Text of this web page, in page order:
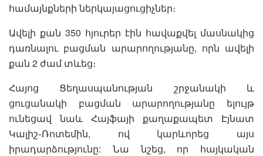
համայնքների ներկայացուցիչներ։
Ավելի քան 350 հյուրեր էին հավաքվել մասնակից
դառնալու բացման արարողությանը, որն ավելի
քան 2 ժամ տևեց։
Հայոց Ցեղասպանության շրջանակի և
ցուցանակի բացման արարողությանը ելույթ
ունեցավ նաև Հայֆայի քաղաքապետ Էյնատ
Կալիշ֊Ռոտեմին, ով կարևորեց այս
իրադարձությունը: Նա նշեց, որ հայկական